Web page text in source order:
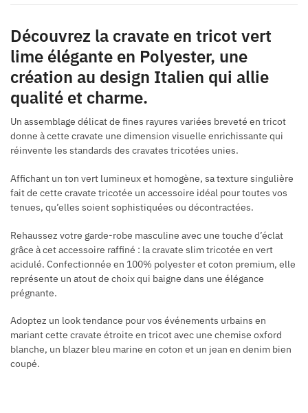
Découvrez la cravate en tricot vert
lime élégante en Polyester, une
création au design Italien qui allie
qualité et charme.
Un assemblage délicat de fines rayures variées breveté en tricot
donne à cette cravate une dimension visuelle enrichissante qui
réinvente les standards des cravates tricotées unies.
Affichant un ton vert lumineux et homogène, sa texture singulière
fait de cette cravate tricotée un accessoire idéal pour toutes vos
tenues, qu’elles soient sophistiquées ou décontractées.
Rehaussez votre garde-robe masculine avec une touche d’éclat
grâce à cet accessoire raffiné : la cravate slim tricotée en vert
acidulé. Confectionnée en 100% polyester et coton premium, elle
représente un atout de choix qui baigne dans une élégance
prégnante.
Adoptez un look tendance pour vos événements urbains en
mariant cette cravate étroite en tricot avec une chemise oxford
blanche, un blazer bleu marine en coton et un jean en denim bien
coupé.